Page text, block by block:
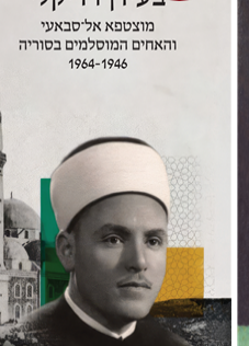
מאיר חטינה
מחיר השקה
$24